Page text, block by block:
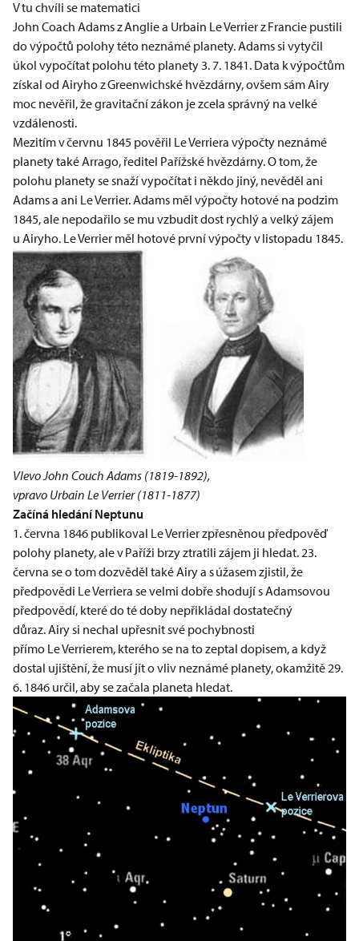
V tu chvíli se matematici
John Coach Adams z Anglie a Urbain Le Verrier z Francie pustili
do výpočtů polohy této neznámé planety. Adams si vytyčil
úkol vypočítat polohu této planety 3. 7. 1841. Data k výpočtům
získal od Airyho z Greenwichské hvězdárny, ovšem sám Airy
moc nevěřil, že gravitační zákon je zcela správný na velké
vzdálenosti.
Mezitím v červnu 1845 pověřil Le Verriera výpočty neznámé
planety také Arrago, ředitel Pařížské hvězdárny. O tom, že
polohu planety se snaží vypočítat i někdo jiný, nevěděl ani
Adams a ani Le Verrier. Adams měl výpočty hotové na podzim
1845, ale nepodařilo se mu vzbudit dost rychlý a velký zájem
u Airyho. Le Verrier měl hotové první výpočty v listopadu 1845.
Vlevo John Couch Adams (1819-1892),
vpravo Urbain Le Verrier (1811-1877)
Začíná hledání Neptunu
1. června 1846 publikoval Le Verrier zpřesněnou předpověď
polohy planety, ale v Paříži brzy ztratili zájem ji hledat. 23.
června se o tom dozvěděl také Airy a s úžasem zjistil, že
předpovědi Le Verriera se velmi dobře shodují s Adamsovou
předpovědí, které do té doby nepřikládal dostatečný
důraz. Airy si nechal upřesnit své pochybnosti
přímo Le Verrierem, kterého se na to zeptal dopisem, a když
dostal ujištění, že musí jít o vliv neznámé planety, okamžitě 29.
6. 1846 určil, aby se začala planeta hledat.